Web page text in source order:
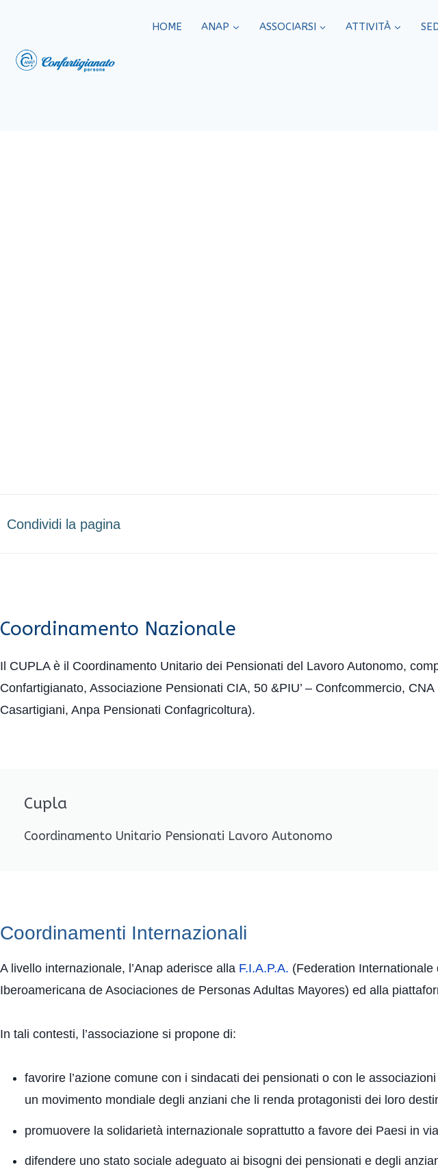
HOME ANAP ASSOCIARSI ATTIVITÀ
Condividi la pagina
Coordinamento Nazionale
Il CUPLA è il Coordinamento Unitario dei Pensionati del Lavoro Autonomo,
Confartigianato, Associazione Pensionati CIA, 50 &PIU’ – Confcommercio,
Casartigiani, Anpa Pensionati Confagricoltura).
Cupla
Coordinamento Unitario Pensionati Lavoro Autonomo
Coordinamenti Internazionali
A livello internazionale, l’Anap aderisce alla F.I.A.P.A. (Federation
Iberoamericana de Asociaciones de Personas Adultas Mayores) ed alla
In tali contesti, l’associazione si propone di:
favorire l’azione comune con i sindacati dei pensionati o con le
un movimento mondiale degli anziani che li renda protagonisti dei loro
promuovere la solidarietà internazionale soprattutto a favore dei Paesi in
difendere uno stato sociale adeguato ai bisogni dei pensionati e degli